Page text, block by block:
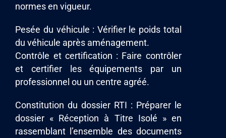
normes en vigueur.
Pesée du véhicule : Vérifier le poids total
du véhicule après aménagement.
Contrôle et certification : Faire contrôler
et certifier les équipements par un
professionnel ou un centre agréé.
Constitution du dossier RTI : Préparer le
dossier « Réception à Titre Isolé » en
rassemblant l’ensemble des documents